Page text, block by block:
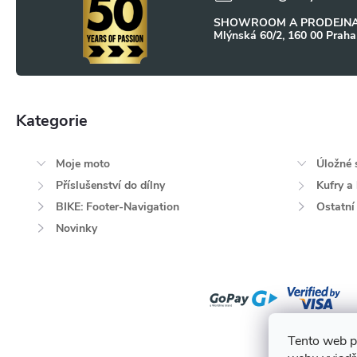
Tento web
ý
p
s
u
SHOWROOM A
Mlýnská 60/2, 160 00
Přeskočit
Kategorie
Moje moto Úložné
Příslušenství do dílny
Kufry a
BIKE: Footer-Navigation
Ostatní
Novinky